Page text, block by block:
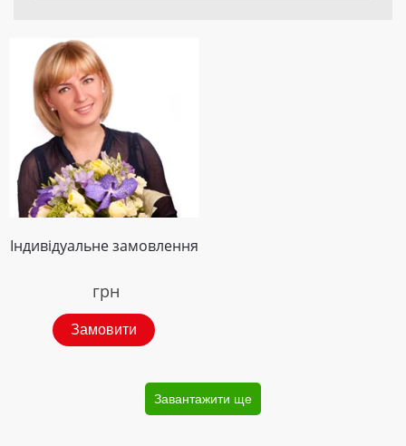
Індивідуальне замовлення
грн
Замовити
Завантажити ще